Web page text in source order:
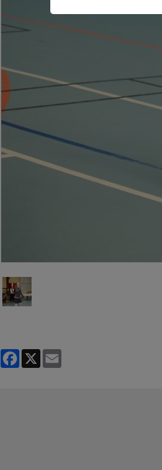
PartagerFacebook
X